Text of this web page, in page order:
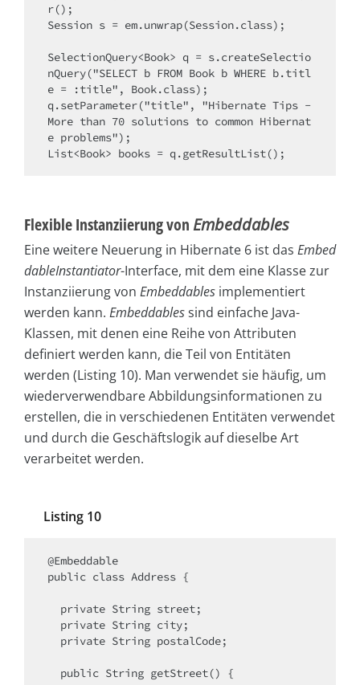
r();
Session s = em.unwrap(Session.class);
SelectionQuery<Book> q = s.createSelectio
nQuery("SELECT b FROM Book b WHERE b.titl
e = :title", Book.class);
q.setParameter("title", "Hibernate Tips -
More than 70 solutions to common Hibernat
e problems");
List<Book> books = q.getResultList();
Flexible Instanziierung vonEmbeddables
Eine weitere Neuerung in Hibernate 6 ist das Embed
dableInstantiator-Interface, mit dem eine Klasse zur
Instanziierung von Embeddables implementiert
werden kann. Embeddablessind einfache Java-
Klassen, mit denen eine Reihe von Attributen
definiert werden kann, die Teil von Entitäten
werden (Listing 10). Man verwendet sie häufig, um
wiederverwendbare Abbildungsinformationen zu
erstellen, die in verschiedenen Entitäten verwendet
und durch die Geschäftslogik auf dieselbe Art
verarbeitet werden.
Listing 10
@Embeddable
public class Address {